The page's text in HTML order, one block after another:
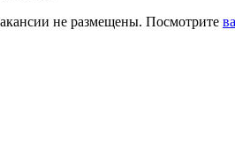
не размещены. Посмотрите